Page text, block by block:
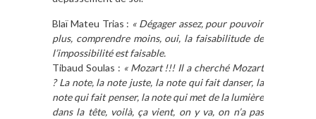
Blaï Mateu Trias : « Dégager assez, pour pouvoir
plus, comprendre moins, oui, la faisabilitude de
l’impossibilité est faisable.
Tibaud Soulas : « Mozart !!! Il a cherché Mozart
? La note, la note juste, la note qui fait danser, la
note qui fait penser, la note qui met de la lumière
dans la tête, voilà, ça vient, on y va, on n’a pas